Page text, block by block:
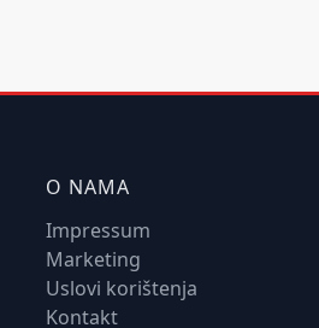
O NAMA
Impressum
Marketing
Uslovi korištenja
Kontakt